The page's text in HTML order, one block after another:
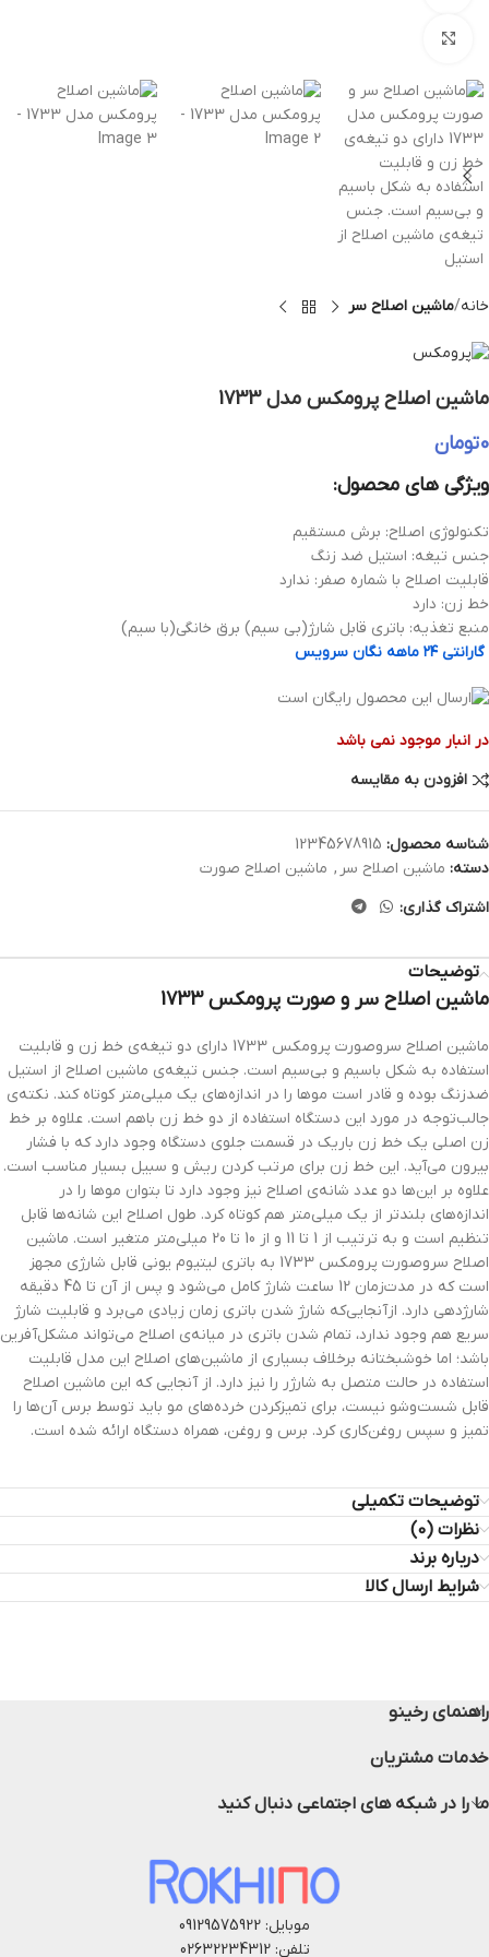
خانه ماشین اصلاح سر
ماشین اصلاح پرومکس مدل 1733
0تومان
ویژگی های محصول:
تکنولوژی اصلاح: برش مستقیم
جنس تیغه: استیل ضد زنگ
قابلیت اصلاح با شماره صفر: ندارد
خط زن: دارد
منبع تغذیه: باتری قابل شارژ(بی سیم) برق خانگی(با سیم)
گارانتی ۲۴ ماهه نگان سرویس
در انبار موجود نمی باشد
افزودن به مقایسه
شناسه محصول: 12345678915
دسته: ماشین اصلاح سر , ماشین اصلاح صورت
اشتراک گذاری:
توضیحات
ماشین اصلاح سر و صورت پرومکس 1733
ماشین اصلاح سروصورت پرومکس 1733 دارای دو تیغه‌ی خط‌‌ زن و قابلیت
استفاده به شکل باسیم و بی‌سیم است. جنس تیغه‌ی ماشین اصلاح از استیل
ضدزنگ بوده و قادر است موها را در اندازه‌های یک میلی‌متر کوتاه کند. نکته‌ی
جالب‌توجه در مورد این دستگاه استفاده از دو خط زن باهم است. علاوه بر خط
زن اصلی یک خط زن باریک در قسمت جلوی دستگاه وجود دارد که با فشار
بیرون می‌آید. این خط زن برای مرتب کردن ریش و سبیل بسیار مناسب است.
علاوه بر این‌ها دو عدد شانه‌ی اصلاح نیز وجود دارد تا بتوان موها را در
اندازه‌های بلندتر از یک میلی‌متر هم کوتاه کرد. طول اصلاح این شانه‌ها قابل
تنظیم است و به ترتیب از 1 تا 11 و از 10 تا 20 میلی‌متر متغیر است. ماشین
اصلاح سروصورت پرومکس 1733 به باتری لیتیوم یونی قابل شارژی مجهز
است که در مدت‌زمان 12 ساعت شارژ کامل می‌شود و پس از آن تا 45 دقیقه
شارژدهی دارد. ازآنجایی‌که شارژ شدن باتری زمان زیادی می‌برد و قابلیت شارژ
سریع هم وجود ندارد، تمام شدن باتری در میانه‌ی اصلاح می‌تواند مشکل‌آفرین
باشد؛ اما خوشبختانه برخلاف بسیاری از ماشین‌های اصلاح این مدل قابلیت
استفاده در حالت متصل به شارژر را نیز دارد. از آنجایی که این ماشین اصلاح
قابل شست‌وشو نیست، برای تمیزکردن خرده‌های مو باید توسط برس آن‌ها را
تمیز و سپس روغن‌کاری کرد. برس و روغن، همراه دستگاه ارائه شده است.
توضیحات تکمیلی
نظرات (0)
درباره برند
شرایط ارسال کالا
راهنمای رخینو
خدمات مشتریان
ما را در شبکه های اجتماعی دنبال کنید
موبایل: 09129575922
تلفن: 02632234312